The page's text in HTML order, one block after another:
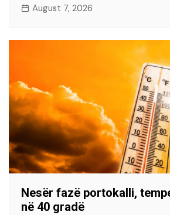
August 7, 2026
Nesër fazë portokalli,
në 40 gradë